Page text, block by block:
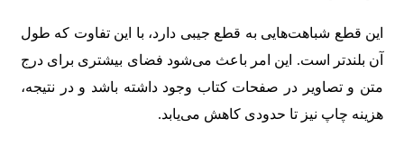
این قطع شباهت‌هایی به قطع جیبی دارد، با این تفاوت که طول
آن بلندتر است. این امر باعث می‌شود فضای بیشتری برای درج
متن و تصاویر در صفحات کتاب وجود داشته باشد و در نتیجه،
هزینه چاپ نیز تا حدودی کاهش می‌یابد.